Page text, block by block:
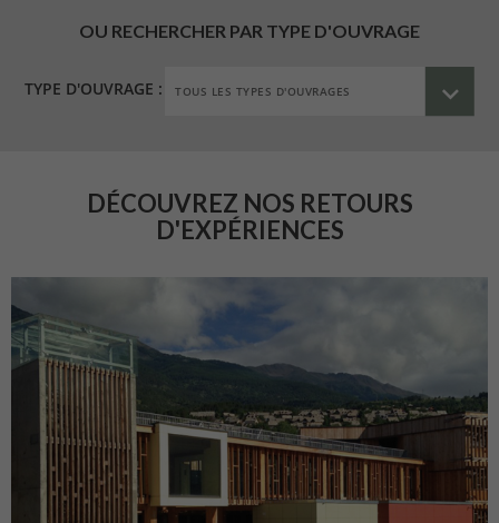
OU RECHERCHER PAR TYPE D'OUVRAGE
TYPE D'OUVRAGE :
DÉCOUVREZ NOS RETOURS
D'EXPÉRIENCES